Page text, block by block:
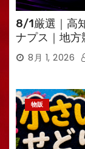
8/1厳選｜高
ナプス｜地方
8月 1, 2026
物販